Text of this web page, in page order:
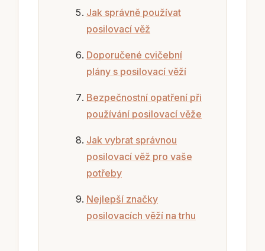
Jak správně používat
posilovací věž
Doporučené cvičební
plány s posilovací věží
Bezpečnostní opatření při
používání posilovací věže
Jak vybrat správnou
posilovací věž pro vaše
potřeby
Nejlepší značky
posilovacích věží na trhu